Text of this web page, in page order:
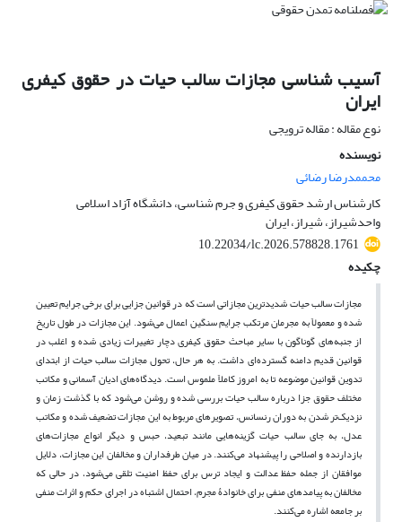
آسیب شناسی مجازات سالب حیات در حقوق کیفری
ایران
نوع مقاله : مقاله ترویجی
نویسنده
محممدرضا رضائی
کارشناس ارشد حقوق کیفری و جرم شناسی، دانشگاه آزاد اسلامی
واحدشیراز، شیراز، ایران
10.22034/lc.2026.578828.1761
چکیده
مجازات سالب حیات شدیدترین مجازاتی است که در قوانین جزایی برای برخی جرایم تعیین
شده و معمولاً به مجرمان مرتکب جرایم سنگین اعمال می‌شود. این مجازات در طول تاریخ
از جنبه‌های گوناگون با سایر مباحث حقوق کیفری دچار تغییرات زیادی شده و اغلب در
قوانین قدیم دامنه گسترده‌ای داشت. به هر حال، تحول مجازات سالب حیات از ابتدای
تدوین قوانین موضوعه تا به امروز کاملاً ملموس است. دیدگاه‌های ادیان آسمانی و مکاتب
مختلف حقوق جزا درباره سالب حیات بررسی شده و روشن می‌شود که با گذشت زمان و
نزدیک‌تر شدن به دوران رنسانس، تصویرهای مربوط به این مجازات تضعیف شده و مکاتب
عدل، به جای سالب حیات گزینه‌هایی مانند تبعید، حبس و دیگر انواع مجازات‌های
بازدارنده و اصلاحی را پیشنهاد می‌کنند. در میان طرفداران و مخالفان این مجازات، دلایل
موافقان از جمله حفظ عدالت و ایجاد ترس برای حفظ امنیت تلقی می‌شود، در حالی که
مخالفان به پیامدهای منفی برای خانوادۀ مجرم، احتمال اشتباه در اجرای حکم و اثرات منفی
بر جامعه اشاره می‌کنند.